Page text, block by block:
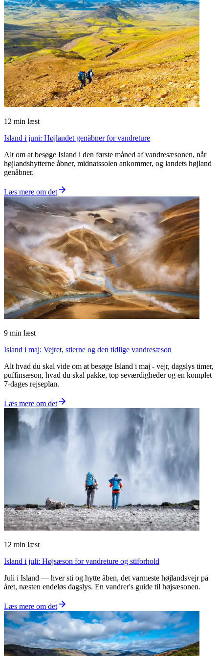
12 min læst
Island i juni: Højlandet genåbner for vandreture
Alt om at besøge Island i den første måned af vandresæsonen, når
højlandshytterne åbner, midnatssolen ankommer, og landets højland
genåbner.
Læs mere om det
9 min læst
Island i maj: Vejret, stierne og den tidlige vandresæson
Alt hvad du skal vide om at besøge Island i maj - vejr, dagslys timer,
puffinsæson, hvad du skal pakke, top seværdigheder og en komplet
7-dages rejseplan.
Læs mere om det
12 min læst
Island i juli: Højsæson for vandreture og stiforhold
Juli i Island — hver sti og hytte åben, det varmeste højlandsvejr på
året, næsten endeløs dagslys. En vandrer's guide til højsæsonen.
Læs mere om det